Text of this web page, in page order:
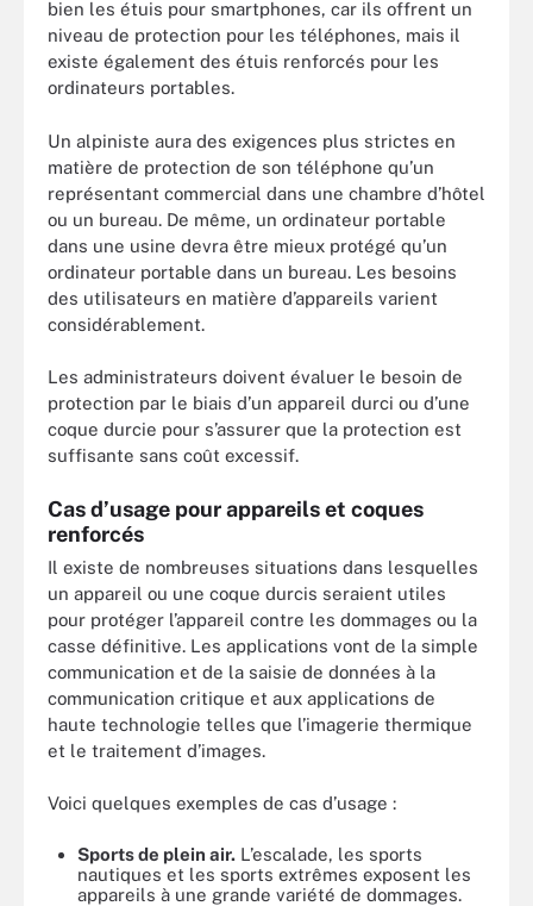
bien les étuis pour smartphones, car ils offrent un
niveau de protection pour les téléphones, mais il
existe également des étuis renforcés pour les
ordinateurs portables.
Un alpiniste aura des exigences plus strictes en
matière de protection de son téléphone qu’un
représentant commercial dans une chambre d’hôtel
ou un bureau. De même, un ordinateur portable
dans une usine devra être mieux protégé qu’un
ordinateur portable dans un bureau. Les besoins
des utilisateurs en matière d’appareils varient
considérablement.
Les administrateurs doivent évaluer le besoin de
protection par le biais d’un appareil durci ou d’une
coque durcie pour s’assurer que la protection est
suffisante sans coût excessif.
Cas d’usage pour appareils et coques
renforcés
Il existe de nombreuses situations dans lesquelles
un appareil ou une coque durcis seraient utiles
pour protéger l’appareil contre les dommages ou la
casse définitive. Les applications vont de la simple
communication et de la saisie de données à la
communication critique et aux applications de
haute technologie telles que l’imagerie thermique
et le traitement d’images.
Voici quelques exemples de cas d’usage :
Sports de plein air. L’escalade, les sports
nautiques et les sports extrêmes exposent les
appareils à une grande variété de dommages.